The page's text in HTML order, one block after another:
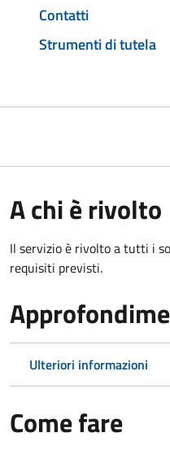
Contatti
Strumenti di tutela
A chi è rivolto
Il servizio è rivolto a tutti i
requisiti previsti.
Ulteriori informazioni
Come fare